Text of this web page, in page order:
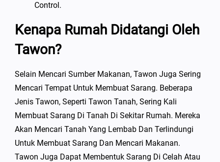
Control.
Kenapa Rumah Didatangi Oleh
Tawon?
Selain Mencari Sumber Makanan, Tawon Juga Sering
Mencari Tempat Untuk Membuat Sarang. Beberapa
Jenis Tawon, Seperti Tawon Tanah, Sering Kali
Membuat Sarang Di Tanah Di Sekitar Rumah. Mereka
Akan Mencari Tanah Yang Lembab Dan Terlindungi
Untuk Membuat Sarang Dan Mencari Makanan.
Tawon Juga Dapat Membentuk Sarang Di Celah Atau